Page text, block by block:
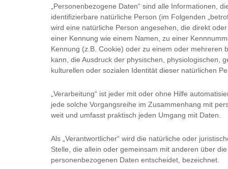
„Personenbezogene Daten“ sind alle Informationen,
identifizierbare natürliche Person (im Folgenden
wird eine natürliche Person angesehen, die direkt
einer Kennung wie einem Namen, zu einer
Kennung (z.B. Cookie) oder zu einem oder mehreren
kann, die Ausdruck der physischen, physiologischen,
kulturellen oder sozialen Identität dieser natürlichen
„Verarbeitung“ ist jeder mit oder ohne Hilfe
jede solche Vorgangsreihe im Zusammenhang mit
weit und umfasst praktisch jeden Umgang mit Daten.
Als „Verantwortlicher“ wird die natürliche oder
Stelle, die allein oder gemeinsam mit anderen über
personenbezogenen Daten entscheidet, bezeichnet.